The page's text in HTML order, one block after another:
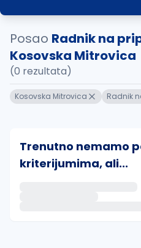
Posao Radnik na
Kosovska Mitrovica
(0 rezultata)
Kosovska Mitrovica Radnik
Trenutno nemamo
kriterijumima, ali...